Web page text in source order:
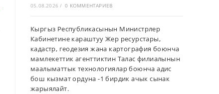
05.08.2026 / 0 КОММЕНТАРИЕВ
Кыргыз Республикасынын Министрлер
Кабинетине караштуу Жер ресурстары,
кадастр, геодезия жана картография боюнча
мамлекеттик агенттиктин Талас филиалынын
маалыматтык технологиялар боюнча адис
бош кызмат ордуна -1 бирдик ачык сынак
жарыялайт.